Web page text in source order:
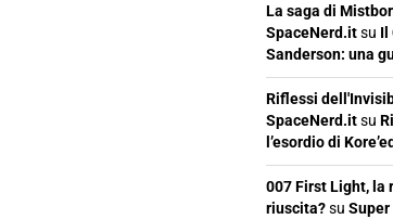
La saga di
SpaceNerd.itsu Il
Sanderson: una
Riflessi
SpaceNerd.itsu
l’esordio di
007 First Light, la
riuscita?su